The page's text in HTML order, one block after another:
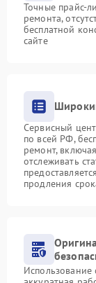
Точные прайс-
ремонта,
бесплатной
сайте
Сервисный
по всей РФ,
ремонт,
отслеживать
продления